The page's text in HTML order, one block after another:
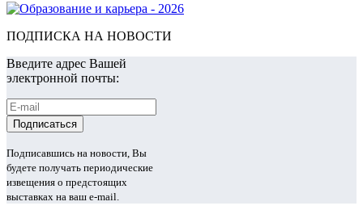
ПОДПИСКА НА НОВОСТИ
Введите адрес Вашей
электронной почты:
Подписавшись на новости, Вы
будете получать периодические
извещения о предстоящих
выставках на ваш e-mail.